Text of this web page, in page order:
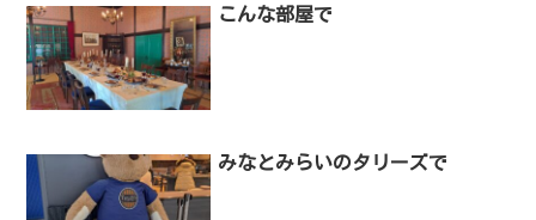
こんな部屋で
みなとみらいのタリーズで